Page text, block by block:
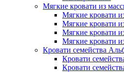
Мягкие кровати из
Мягкие кровати
Мягкие кровати
Мягкие кровати
Мягкие кровати
Кровати семейства
Кровати
Кровати